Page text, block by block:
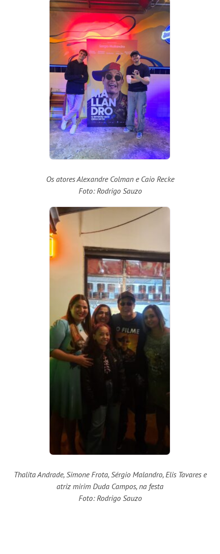
Os atores Alexandre Colman e Caio Recke
Foto: Rodrigo Sauzo
Thalita Andrade, Simone Frota, Sérgio Malandro, Elis Tavares e
atriz mirim Duda Campos, na festa
Foto: Rodrigo Sauzo